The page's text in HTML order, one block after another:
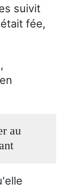
suivit
fée,
au